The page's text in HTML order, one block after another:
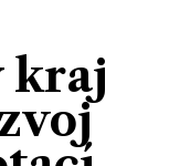
kraj